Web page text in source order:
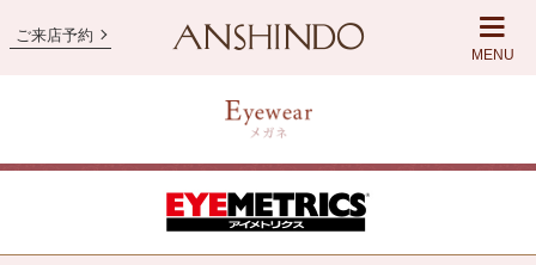
ご来店予約
MENU